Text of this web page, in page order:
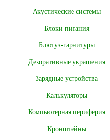
Акустические системы
Блоки питания
Блютуз-гарнитуры
Декоративные украшения
Зарядные устройства
Калькуляторы
Компьютерная периферия
Кронштейны